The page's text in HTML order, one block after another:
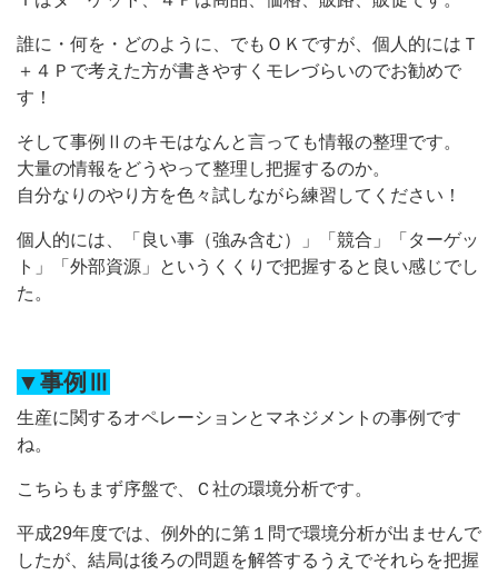
誰に・何を・どのように、でもＯＫですが、個人的にはＴ
＋４Ｐで考えた方が書きやすくモレづらいのでお勧めで
す！
そして事例Ⅱのキモはなんと言っても情報の整理です。
大量の情報をどうやって整理し把握するのか。
自分なりのやり方を色々試しながら練習してください！
個人的には、「良い事（強み含む）」「競合」「ターゲッ
ト」「外部資源」というくくりで把握すると良い感じでし
た。
▼事例Ⅲ
生産に関するオペレーションとマネジメントの事例です
ね。
こちらもまず序盤で、Ｃ社の環境分析です。
平成29年度では、例外的に第１問で環境分析が出ませんで
したが、結局は後ろの問題を解答するうえでそれらを把握